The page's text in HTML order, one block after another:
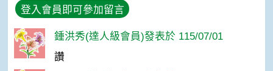
登入會員即可參加留言
鍾洪秀(達人級會員)發表於 115/07/01
讚